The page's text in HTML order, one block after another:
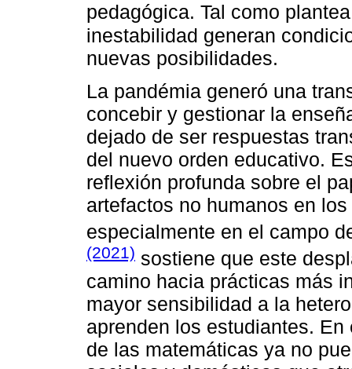
pedagógica. Tal como
inestabilidad generan
nuevas posibilidades.
La pandémia generó una
concebir y gestionar la
dejado de ser respuestas
del nuevo orden educativo.
reflexión profunda sobre el
artefactos no humanos en
especialmente en el campo
(2021) sostiene que este
camino hacia prácticas más
mayor sensibilidad a la
aprenden los estudiantes.
de las matemáticas ya no